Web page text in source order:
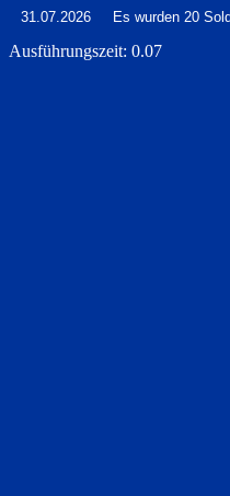
31.07.2026 Es wurden 20
Ausführungszeit: 0.07